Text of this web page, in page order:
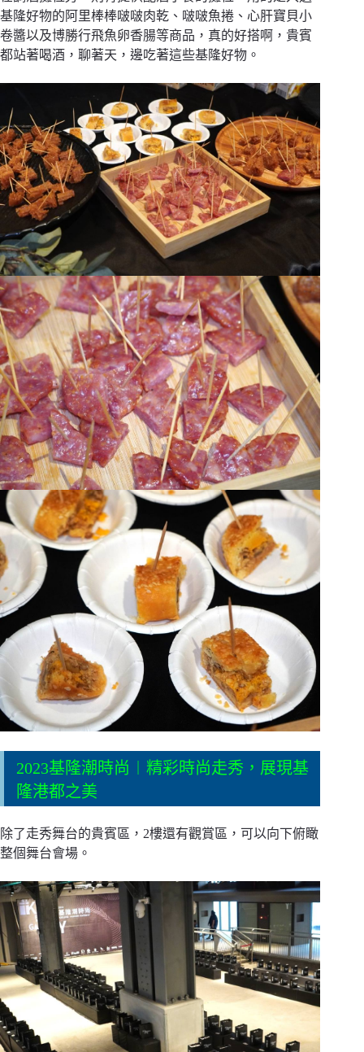
基隆好物的阿里棒棒啵啵肉乾、啵啵魚捲、心肝寶貝小
卷醬以及博勝行飛魚卵香腸等商品，真的好搭啊，貴賓
都站著喝酒，聊著天，邊吃著這些基隆好物。
2023基隆潮時尚︱精彩時尚走秀，展現基
隆港都之美
除了走秀舞台的貴賓區，2樓還有觀賞區，可以向下俯瞰
整個舞台會場。